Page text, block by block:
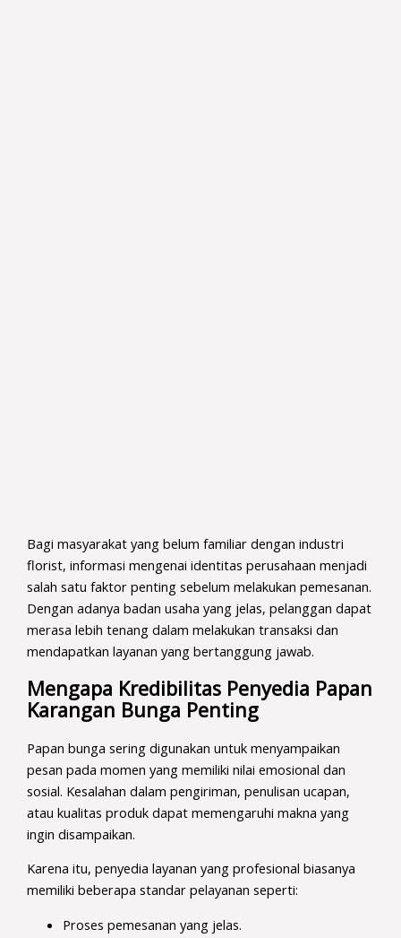
Bagi masyarakat yang belum familiar dengan industri
florist, informasi mengenai identitas perusahaan menjadi
salah satu faktor penting sebelum melakukan pemesanan.
Dengan adanya badan usaha yang jelas, pelanggan dapat
merasa lebih tenang dalam melakukan transaksi dan
mendapatkan layanan yang bertanggung jawab.
Mengapa Kredibilitas Penyedia Papan
Karangan Bunga Penting
Papan bunga sering digunakan untuk menyampaikan
pesan pada momen yang memiliki nilai emosional dan
sosial. Kesalahan dalam pengiriman, penulisan ucapan,
atau kualitas produk dapat memengaruhi makna yang
ingin disampaikan.
Karena itu, penyedia layanan yang profesional biasanya
memiliki beberapa standar pelayanan seperti:
Proses pemesanan yang jelas.